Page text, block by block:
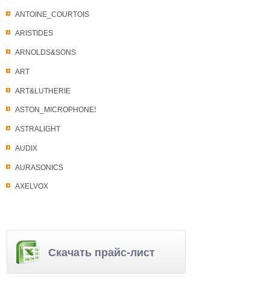
ANTOINE_COURTOIS
ARISTIDES
ARNOLDS&SONS
ART
ART&LUTHERIE
ASTON_MICROPHONES
ASTRALIGHT
AUDIX
AURASONICS
AXELVOX
Скачать прайс-лист